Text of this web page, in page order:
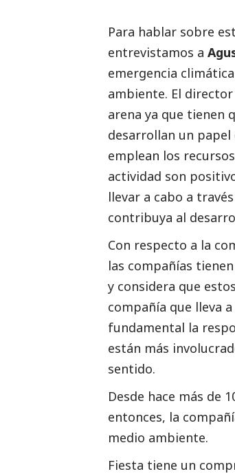
Para hablar sobre
entrevistamos a
emergencia
ambiente. El
arena ya que tienen
desarrollan un
emplean los
actividad son
llevar a cabo a
contribuya al
Con respecto a la
las compañías
y considera que
compañía que lleva
fundamental la
están más
sentido.
Desde hace más de
entonces, la
medio ambiente.
Fiesta tiene un